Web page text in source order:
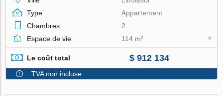
Type
Appartement
Chambres
2
Espace de vie
114 m²
Le coût total $ 912 134
TVA non incluse